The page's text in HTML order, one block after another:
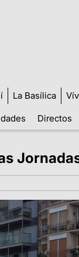
La Basílica
Directos